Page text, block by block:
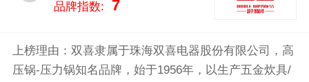
品牌指数: 7
上榜理由：双喜隶属于珠海双喜电器股份有限公司，高
压锅-压力锅知名品牌，始于1956年，以生产五金炊具/